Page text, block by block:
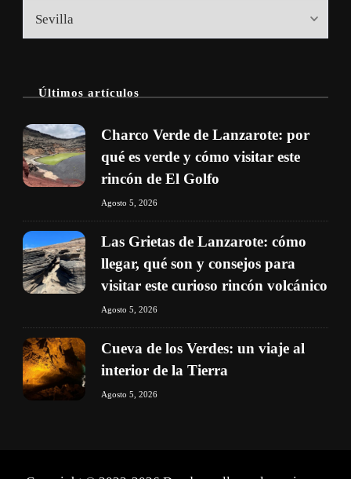
Destinos
Últimos artículos
Charco Verde de Lanzarote: por
qué es verde y cómo visitar este
rincón de El Golfo
Agosto 5, 2026
Las Grietas de Lanzarote: cómo
llegar, qué son y consejos para
visitar este curioso rincón volcánico
Agosto 5, 2026
Cueva de los Verdes: un viaje al
interior de la Tierra
Agosto 5, 2026